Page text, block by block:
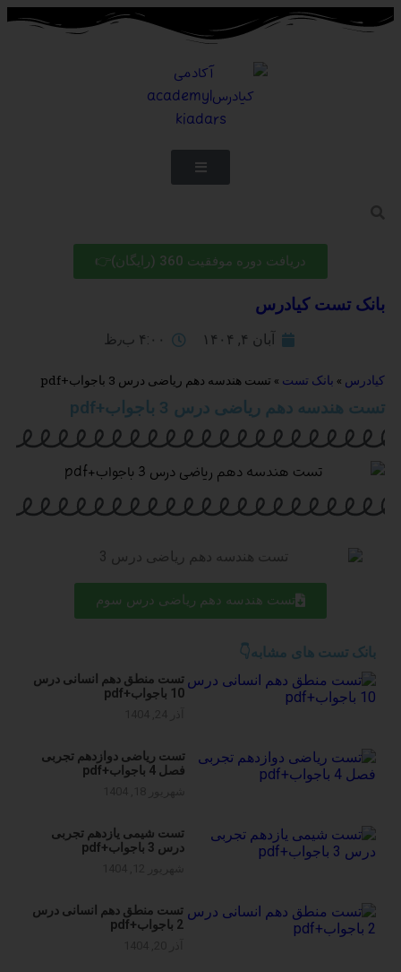
دریافت دوره موفقیت 360 (رایگان)👉
بانک تست کیادرس
آبان ۴, ۱۴۰۴ ۴:۰۰ ب٫ظ
کیادرس » بانک تست » تست هندسه دهم ریاضی درس 3 باجواب+pdf
تست هندسه دهم ریاضی درس 3 باجواب+pdf
تست هندسه دهم ریاضی درس سوم
بانک تست های مشابه👇
تست منطق دهم انسانی درس
10 باجواب+pdf
تست ریاضی دوازدهم تجربی
فصل 4 باجواب+pdf
تست شیمی یازدهم تجربی
درس 3 باجواب+pdf
تست منطق دهم انسانی درس
2 باجواب+pdf